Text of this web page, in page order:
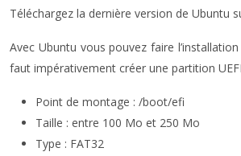
Téléchargez la dernière version de Ubuntu
Avec Ubuntu vous pouvez faire
faut impérativement créer une partition
Point de montage : /boot/efi
Taille : entre 100 Mo et 250 Mo
Type : FAT32